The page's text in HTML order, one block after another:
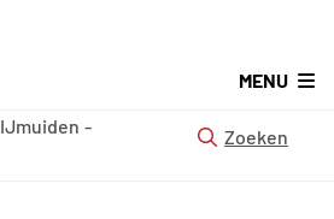
MENU
IJmuiden Zoeken